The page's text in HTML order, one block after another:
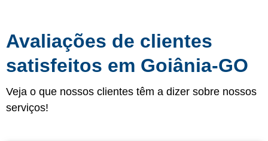
Avaliações de clientes
satisfeitos em Goiânia-GO
Veja o que nossos clientes têm a dizer sobre nossos
serviços!